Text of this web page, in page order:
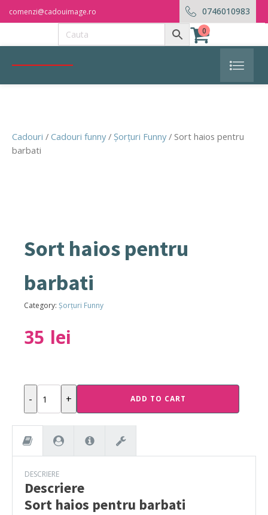
comenzi@cadouimage.ro 0746010983
0
Cadouri / Cadouri funny/ Șorțuri Funny/ Sort haios pentru
barbati
Sort haios pentru
barbati
Category: Șorțuri Funny
35 lei
-
Sort
haios
pentru
barbati
quantity
+ ADD TO CART
DESCRIERE
Descriere
Sort haios pentru barbati